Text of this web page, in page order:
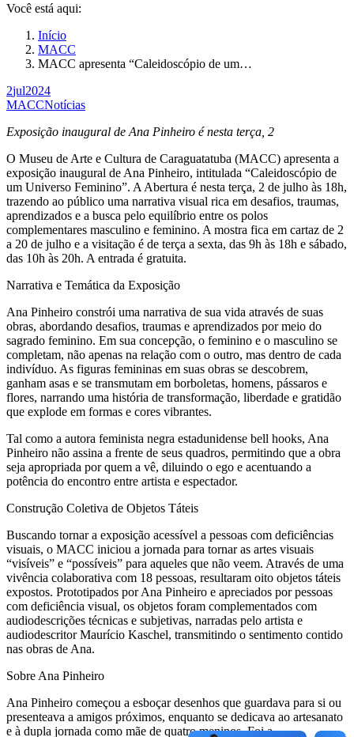
Você está aqui:
Início
MACC
MACC apresenta “Caleidoscópio de um…
2jul2024
MACCNotícias
Exposição inaugural de Ana Pinheiro é nesta terça, 2
O Museu de Arte e Cultura de Caraguatatuba (MACC) apresenta a
exposição inaugural de Ana Pinheiro, intitulada “Caleidoscópio de
um Universo Feminino”. A Abertura é nesta terça, 2 de julho às 18h,
trazendo ao público uma narrativa visual rica em desafios, traumas,
aprendizados e a busca pelo equilíbrio entre os polos
complementares masculino e feminino. A mostra fica em cartaz de 2
a 20 de julho e a visitação é de terça a sexta, das 9h às 18h e sábado,
das 10h às 20h. A entrada é gratuita.
Narrativa e Temática da Exposição
Ana Pinheiro constrói uma narrativa de sua vida através de suas
obras, abordando desafios, traumas e aprendizados por meio do
sagrado feminino. Em sua concepção, o feminino e o masculino se
completam, não apenas na relação com o outro, mas dentro de cada
indivíduo. As figuras femininas em suas obras se descobrem,
ganham asas e se transmutam em borboletas, homens, pássaros e
flores, narrando uma história de transformação, liberdade e gratidão
que explode em formas e cores vibrantes.
Tal como a autora feminista negra estadunidense bell hooks, Ana
Pinheiro não assina a frente de seus quadros, permitindo que a obra
seja apropriada por quem a vê, diluindo o ego e acentuando a
potência do encontro entre artista e espectador.
Construção Coletiva de Objetos Táteis
Buscando tornar a exposição acessível a pessoas com deficiências
visuais, o MACC iniciou a jornada para tornar as artes visuais
“visíveis” e “possíveis” para aqueles que não veem. Através de uma
vivência colaborativa com 18 pessoas, resultaram oito objetos táteis
expostos. Prototipados por Ana Pinheiro e apreciados por pessoas
com deficiência visual, os objetos foram complementados com
audiodescrições técnicas e subjetivas, narradas pelo artista e
audiodescritor Maurício Kaschel, transmitindo o sentimento contido
nas obras de Ana.
Sobre Ana Pinheiro
Ana Pinheiro começou a esboçar desenhos que guardava para si ou
presenteava a amigos próximos, enquanto se dedicava ao artesanato
e à dupla jornada como mãe de quatro meninos. Foi a